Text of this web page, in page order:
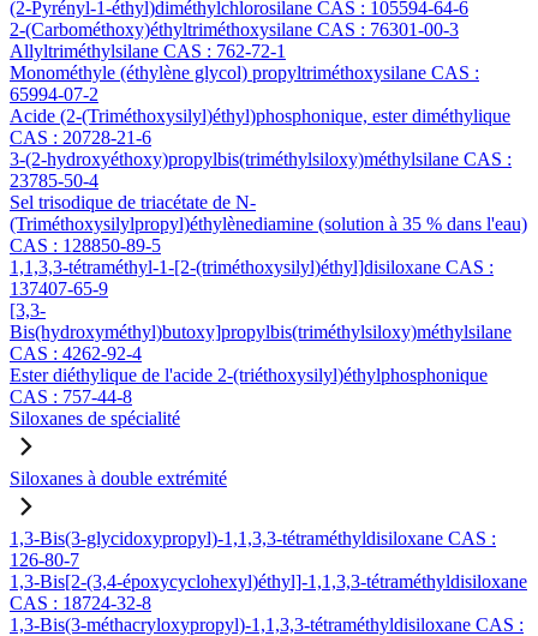
(2-Pyrényl-1-éthyl)diméthylchlorosilane CAS : 105594-64-6
2-(Carbométhoxy)éthyltriméthoxysilane CAS : 76301-00-3
Allyltriméthylsilane CAS : 762-72-1
Monométhyle (éthylène glycol) propyltriméthoxysilane CAS :
65994-07-2
Acide (2-(Triméthoxysilyl)éthyl)phosphonique, ester diméthylique
CAS : 20728-21-6
3-(2-hydroxyéthoxy)propylbis(triméthylsiloxy)méthylsilane CAS :
23785-50-4
Sel trisodique de triacétate de N-
(Triméthoxysilylpropyl)éthylènediamine (solution à 35 % dans l'eau)
CAS : 128850-89-5
1,1,3,3-tétraméthyl-1-[2-(triméthoxysilyl)éthyl]disiloxane CAS :
137407-65-9
[3,3-
Bis(hydroxyméthyl)butoxy]propylbis(triméthylsiloxy)méthylsilane
CAS : 4262-92-4
Ester diéthylique de l'acide 2-(triéthoxysilyl)éthylphosphonique
CAS : 757-44-8
Siloxanes de spécialité
Siloxanes à double extrémité
1,3-Bis(3-glycidoxypropyl)-1,1,3,3-tétraméthyldisiloxane CAS :
126-80-7
1,3-Bis[2-(3,4-époxycyclohexyl)éthyl]-1,1,3,3-tétraméthyldisiloxane
CAS : 18724-32-8
1,3-Bis(3-méthacryloxypropyl)-1,1,3,3-tétraméthyldisiloxane CAS :